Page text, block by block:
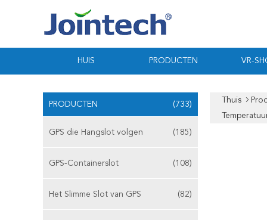
HUIS PRODUCTEN VR-
PRODUCTEN (733)
GPS die Hangslot volgen (185)
GPS-Containerslot (108)
Het Slimme Slot van GPS (82)
Thuis